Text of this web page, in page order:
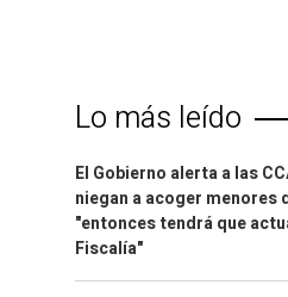
Lo más leído
El Gobierno alerta a las
niegan a acoger menores
"entonces tendrá que
Fiscalía"